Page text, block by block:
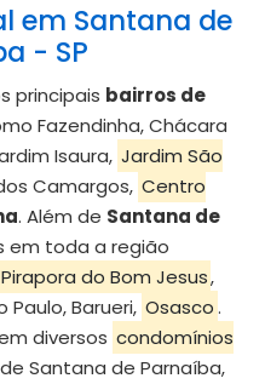
em Santana de
- SP
principais bairros de
Fazendinha, Chácara
Isaura, Jardim São
Camargos, Centro
. Além de Santana de
em toda a região
Pirapora do Bom Jesus,
Paulo, Barueri, Osasco.
diversos condomínios
Santana de Parnaíba,